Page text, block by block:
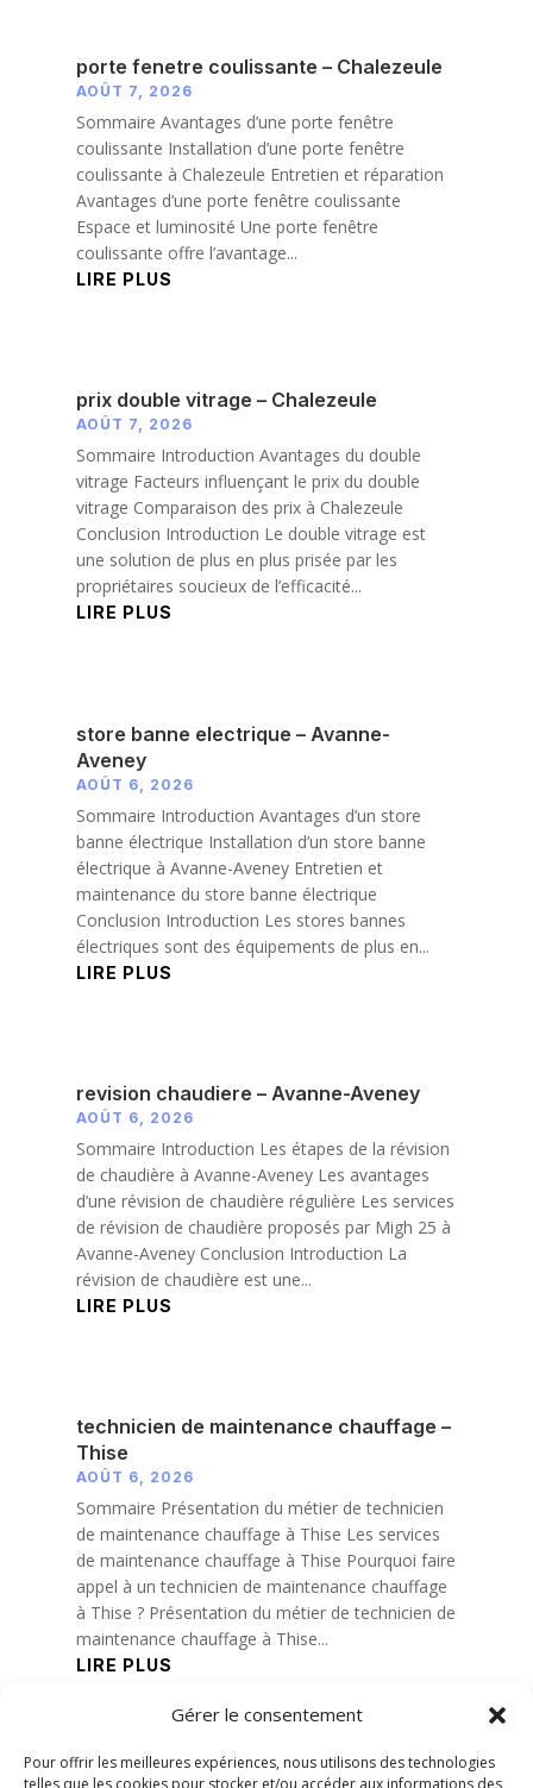
Gérer le consentement
Pour offrir les meilleures expériences, nous utilisons des technologies
telles que les cookies pour stocker et/ou accéder aux informations des
porte fenetre coulissante – Chalezeule
AOÛT 7, 2026
Sommaire Avantages d’une porte fenêtre
coulissante Installation d’une porte fenêtre
coulissante à Chalezeule Entretien et réparation
Avantages d’une porte fenêtre coulissante
Espace et luminosité Une porte fenêtre
coulissante offre l’avantage...
LIRE PLUS
prix double vitrage – Chalezeule
AOÛT 7, 2026
Sommaire Introduction Avantages du double
vitrage Facteurs influençant le prix du double
vitrage Comparaison des prix à Chalezeule
Conclusion Introduction Le double vitrage est
une solution de plus en plus prisée par les
propriétaires soucieux de l’efficacité...
LIRE PLUS
store banne electrique – Avanne-
Aveney
AOÛT 6, 2026
Sommaire Introduction Avantages d’un store
banne électrique Installation d’un store banne
électrique à Avanne-Aveney Entretien et
maintenance du store banne électrique
Conclusion Introduction Les stores bannes
électriques sont des équipements de plus en...
LIRE PLUS
revision chaudiere – Avanne-Aveney
AOÛT 6, 2026
Sommaire Introduction Les étapes de la révision
de chaudière à Avanne-Aveney Les avantages
d’une révision de chaudière régulière Les services
de révision de chaudière proposés par Migh 25 à
Avanne-Aveney Conclusion Introduction La
révision de chaudière est une...
LIRE PLUS
technicien de maintenance chauffage –
Thise
AOÛT 6, 2026
Sommaire Présentation du métier de technicien
de maintenance chauffage à Thise Les services
de maintenance chauffage à Thise Pourquoi faire
appel à un technicien de maintenance chauffage
à Thise ? Présentation du métier de technicien de
maintenance chauffage à Thise...
LIRE PLUS
« Entrées précédentes